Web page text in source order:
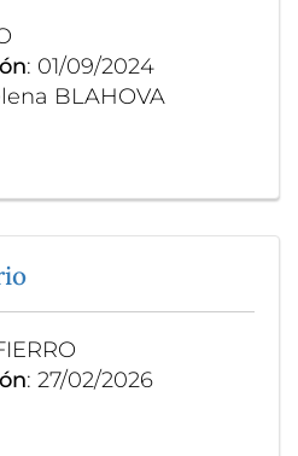
: 01/09/2024
BLAHOVA
: 27/02/2026